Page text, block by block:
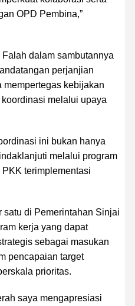
OPD Pembina,”
dalam sambutannya
perjanjian
mempertegas kebijakan
melalui upaya
ini bukan hanya
melalui program
terimplementasi
satu di Pemerintahan Sinjai
kerja yang dapat
sebagai masukan
pencapaian target
prioritas.
saya mengapresiasi